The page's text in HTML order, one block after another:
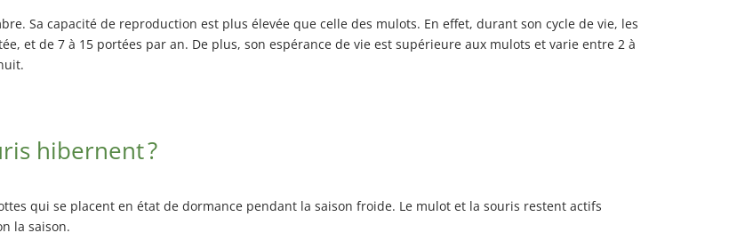
Sa capacité de reproduction est plus élevée que celle des mulots. En effet, durant son cycle de vie, les
et de 7 à 15 portées par an. De plus, son espérance de vie est supérieure aux mulots et varie entre 2 à
hibernent ?
qui se placent en état de dormance pendant la saison froide. Le mulot et la souris restent actifs
la saison.